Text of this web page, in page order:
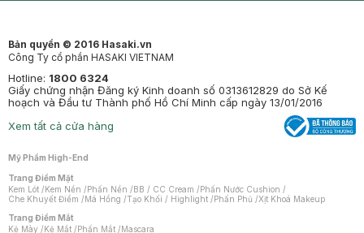
Bản quyền © 2016 Hasaki.vn
Công Ty cổ phần HASAKI VIETNAM
Hotline: 1800 6324
Giấy chứng nhận Đăng ký Kinh doanh số 0313612829 do Sở Kế
hoạch và Đầu tư Thành phố Hồ Chí Minh cấp ngày 13/01/2016
Xem tất cả cửa hàng
Mỹ Phẩm High-End
Trang Điểm Mặt
Kem Lót /Kem Nền /Phấn Nền /BB / CC Cream /Phấn Nước Cushion /
Che Khuyết Điểm /Má Hồng /Tạo Khối / Highlight /Phấn Phủ /Xịt Khoá Makeup
Trang Điểm Mắt
Kẻ Mày /Kẻ Mắt /Phấn Mắt /Mascara